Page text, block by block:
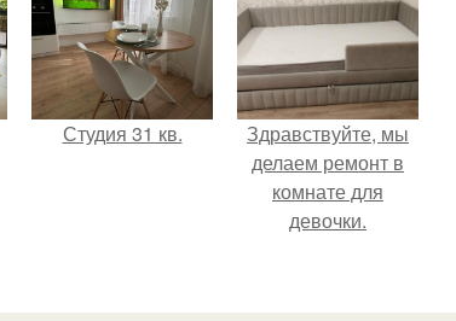
Студия 31 кв.
Здравствуйте, мы
делаем ремонт в
комнате для
девочки.